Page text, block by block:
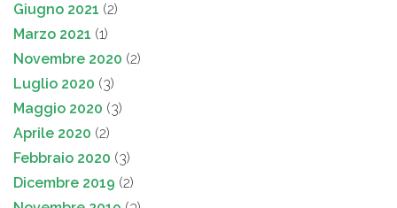
Giugno 2021 (2)
Marzo 2021 (1)
Novembre 2020 (2)
Luglio 2020 (3)
Maggio 2020 (3)
Aprile 2020 (2)
Febbraio 2020 (3)
Dicembre 2019 (2)